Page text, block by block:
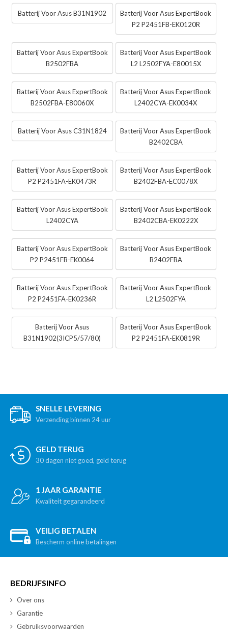
Batterij Voor Asus B31N1902
Batterij Voor Asus ExpertBook
P2 P2451FB-EK0120R
Batterij Voor Asus ExpertBook
B2502FBA
Batterij Voor Asus ExpertBook
L2 L2502FYA-E80015X
Batterij Voor Asus ExpertBook
B2502FBA-E80060X
Batterij Voor Asus ExpertBook
L2402CYA-EK0034X
Batterij Voor Asus C31N1824
Batterij Voor Asus ExpertBook
B2402CBA
Batterij Voor Asus ExpertBook
P2 P2451FA-EK0473R
Batterij Voor Asus ExpertBook
B2402FBA-EC0078X
Batterij Voor Asus ExpertBook
L2402CYA
Batterij Voor Asus ExpertBook
B2402CBA-EK0222X
Batterij Voor Asus ExpertBook
P2 P2451FB-EK0064
Batterij Voor Asus ExpertBook
B2402FBA
Batterij Voor Asus ExpertBook
P2 P2451FA-EK0236R
Batterij Voor Asus ExpertBook
L2 L2502FYA
Batterij Voor Asus
B31N1902(3ICP5/57/80)
Batterij Voor Asus ExpertBook
P2 P2451FA-EK0819R
SNELLE LEVERING
Verzending binnen 24 uur
GELD TERUG
30 dagen niet goed, geld terug
1 JAAR GARANTIE
Kwaliteit gegarandeerd
VEILIG BETALEN
Bescherm online betalingen
BEDRIJFSINFO
Over ons
Garantie
Gebruiksvoorwaarden